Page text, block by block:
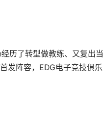
历了转型做教练、又复出当
发阵容，EDG电子竞技俱乐